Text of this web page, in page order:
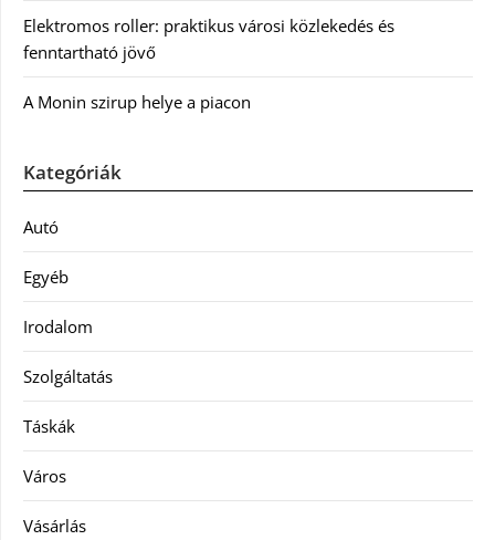
Elektromos roller: praktikus városi közlekedés és
fenntartható jövő
A Monin szirup helye a piacon
Kategóriák
Autó
Egyéb
Irodalom
Szolgáltatás
Táskák
Város
Vásárlás